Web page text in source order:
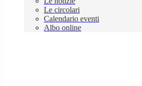
Le circolari
Calendario eventi
Albo online